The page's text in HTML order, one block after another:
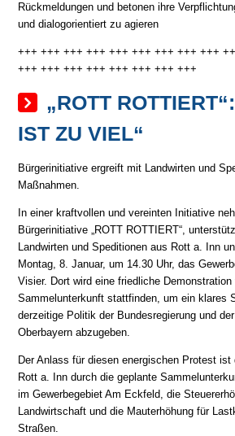
Rückmeldungen und betonen ihre
und dialogorientiert zu agieren
+++ +++ +++ +++ +++ +++ +++ +++ +++
+++ +++ +++ +++ +++ +++ +++ +++
„ROTT
IST ZU VIEL“
Bürgerinitiative ergreift mit Landwirten und
Maßnahmen.
In einer kraftvollen und vereinten Initiative
Bürgerinitiative „ROTT ROTTIERT“,
Landwirten und Speditionen aus Rott a. Inn
Montag, 8. Januar, um 14.30 Uhr, das
Visier. Dort wird eine friedliche
Sammelunterkunft stattfinden, um ein klares
derzeitige Politik der Bundesregierung und
Oberbayern abzugeben.
Der Anlass für diesen energischen Protest ist
Rott a. Inn durch die geplante
im Gewerbegebiet Am Eckfeld, die
Landwirtschaft und die Mauterhöhung für
Straßen.